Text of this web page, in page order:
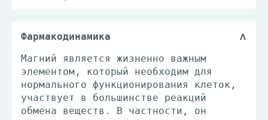
Фармакодинамика
Магний является жизненно важным
элементом, который необходим для
нормального функционирования клеток,
участвует в большинстве реакций
обмена веществ. В частности, он